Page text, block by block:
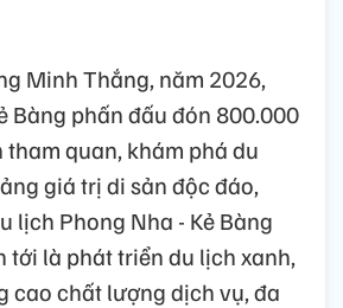
Minh Thắng, năm 2026,
Bàng phấn đấu đón 800.000
quan, khám phá du
giá trị di sản độc đáo,
lịch Phong Nha - Kẻ Bàng
tới là phát triển du lịch xanh,
cao chất lượng dịch vụ, đa